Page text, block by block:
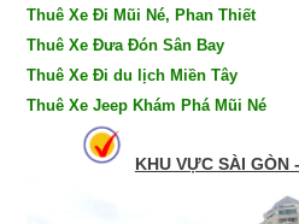
Thuê Xe Đi Mũi Né, Phan Thiết
Thuê Xe Đưa Đón Sân Bay
Thuê Xe Đi du lịch Miền Tây
Thuê Xe Jeep Khám Phá Mũi Né
KHU VỰC SÀI GÒN